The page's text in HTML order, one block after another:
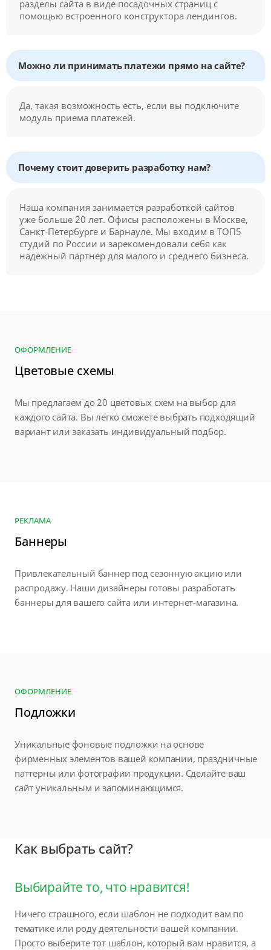
разделы сайта в виде посадочных страниц с
помощью встроенного конструктора лендингов.
Можно ли принимать платежи прямо на сайте?
Да, такая возможность есть, если вы подключите
модуль приема платежей.
Почему стоит доверить разработку нам?
Наша компания занимается разработкой сайтов
уже больше 20 лет. Офисы расположены в Москве,
Санкт-Петербурге и Барнауле. Мы входим в ТОП5
студий по России и зарекомендовали себя как
надежный партнер для малого и среднего бизнеса.
ОФОРМЛЕНИЕ
Цветовые схемы
Мы предлагаем до 20 цветовых схем на выбор для
каждого сайта. Вы легко сможете выбрать подходящий
вариант или заказать индивидуальный подбор.
РЕКЛАМА
Баннеры
Привлекательный баннер под сезонную акцию или
распродажу. Наши дизайнеры готовы разработать
баннеры для вашего сайта или интернет-магазина.
ОФОРМЛЕНИЕ
Подложки
Уникальные фоновые подложки на основе
фирменных элементов вашей компании, праздничные
паттерны или фотографии продукции. Сделайте ваш
сайт уникальным и запоминающимся.
Как выбрать сайт?
Выбирайте то, что нравится!
Ничего страшного, если шаблон не подходит вам по
тематике или роду деятельности вашей компании.
Просто выберите тот шаблон, который вам нравится, а